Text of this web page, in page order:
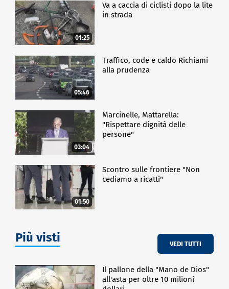
01:25
Va a caccia di ciclisti dopo la lite
in strada
05:46
Traffico, code e caldo Richiami
alla prudenza
03:04
Marcinelle, Mattarella:
"Rispettare dignità delle
persone"
01:50
Scontro sulle frontiere "Non
cediamo a ricatti"
Più visti VEDI TUTTI
Il pallone della "Mano de Dios"
all'asta per oltre 10 milioni